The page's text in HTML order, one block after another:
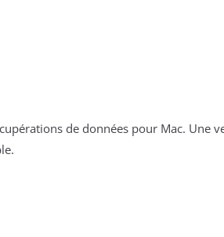
de données pour Mac. Une